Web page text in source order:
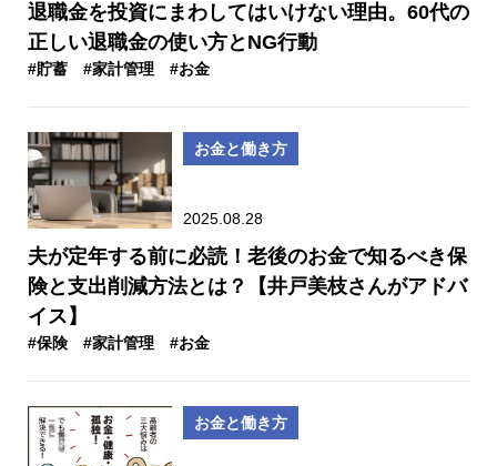
退職金を投資にまわしてはいけない理由。60代の
正しい退職金の使い方とNG行動
#貯蓄 #家計管理 #お金
お金と働き方
2025.08.28
夫が定年する前に必読！老後のお金で知るべき保
険と支出削減方法とは？【井戸美枝さんがアドバ
イス】
#保険 #家計管理 #お金
お金と働き方